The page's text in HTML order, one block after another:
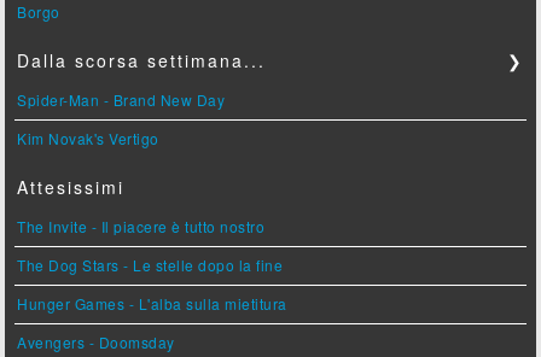
Borgo
Dalla scorsa settimana... ❯
Spider-Man - Brand New Day
Kim Novak's Vertigo
Attesissimi
The Invite - Il piacere è tutto nostro
The Dog Stars - Le stelle dopo la fine
Hunger Games - L'alba sulla mietitura
Avengers - Doomsday